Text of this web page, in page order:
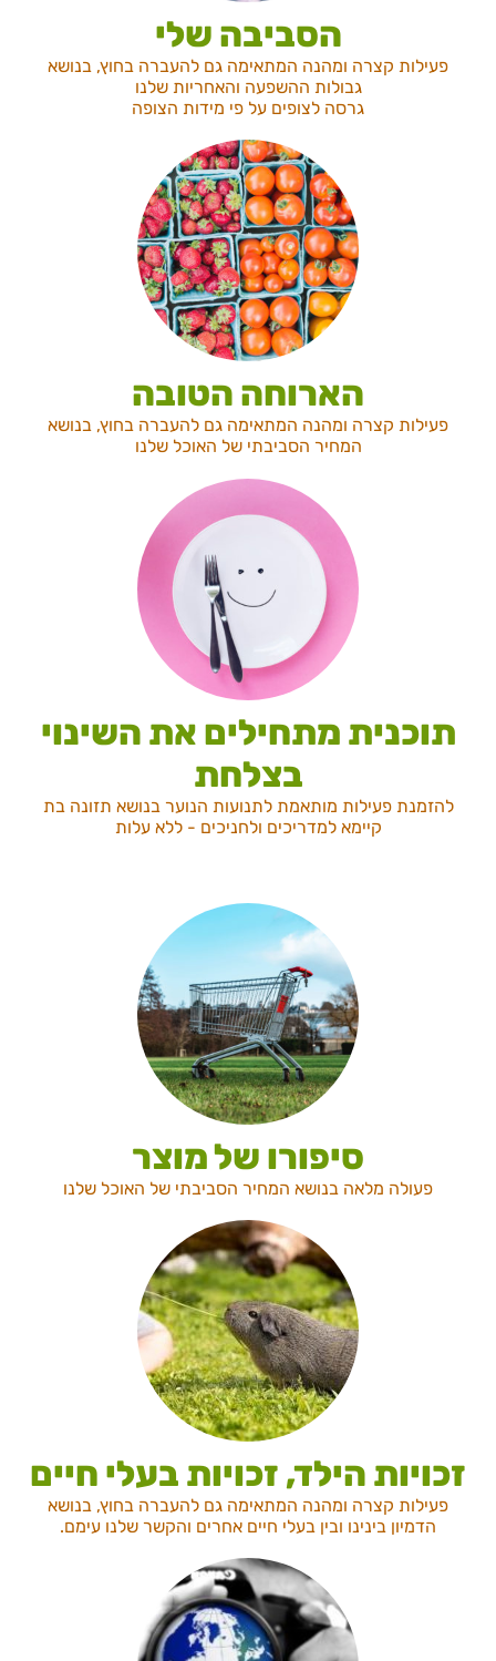
הסביבה שלי
פעילות קצרה ומהנה המתאימה גם להעברה בחוץ, בנושא
גבולות ההשפעה והאחריות שלנו
גרסה לצופים על פי מידות הצופה
הארוחה הטובה
פעילות קצרה ומהנה המתאימה גם להעברה בחוץ, בנושא
המחיר הסביבתי של האוכל שלנו
תוכנית מתחילים את השינוי
בצלחת
להזמנת פעילות מותאמת לתנועות הנוער בנושא תזונה בת
קיימא למדריכים ולחניכים - ללא עלות
סיפורו של מוצר
פעולה מלאה בנושא המחיר הסביבתי של האוכל שלנו
זכויות הילד, זכויות בעלי חיים
פעילות קצרה ומהנה המתאימה גם להעברה בחוץ, בנושא
הדמיון בינינו ובין בעלי חיים אחרים והקשר שלנו עימם.